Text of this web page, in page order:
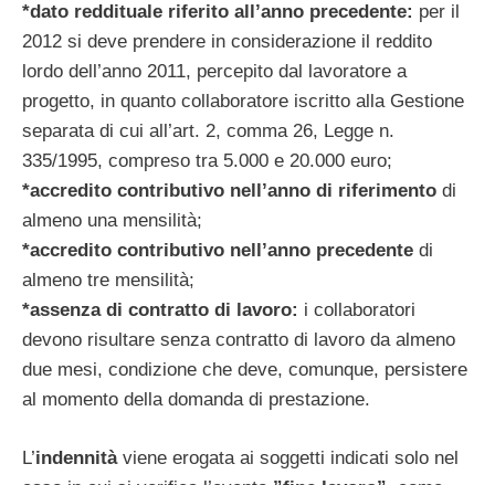
*dato reddituale riferito all’anno precedente: per il
2012 si deve prendere in considerazione il reddito
lordo dell’anno 2011, percepito dal lavoratore a
progetto, in quanto collaboratore iscritto alla Gestione
separata di cui all’art. 2, comma 26, Legge n.
335/1995, compreso tra 5.000 e 20.000 euro;
*accredito contributivo nell’anno di riferimento di
almeno una mensilità;
*accredito contributivo nell’anno precedente di
almeno tre mensilità;
*assenza di contratto di lavoro: i collaboratori
devono risultare senza contratto di lavoro da almeno
due mesi, condizione che deve, comunque, persistere
al momento della domanda di prestazione.
L’indennità viene erogata ai soggetti indicati solo nel